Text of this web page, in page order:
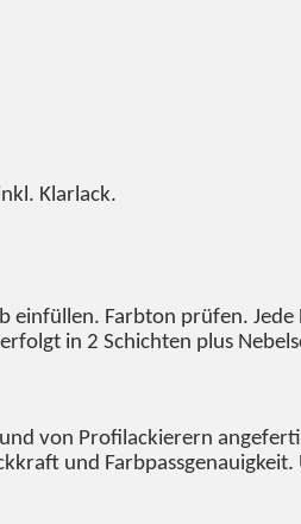
Klarlack.
einfüllen. Farbton prüfen. Jede
in 2 Schichten plus
von Profilackierern
und Farbpassgenauigkeit.